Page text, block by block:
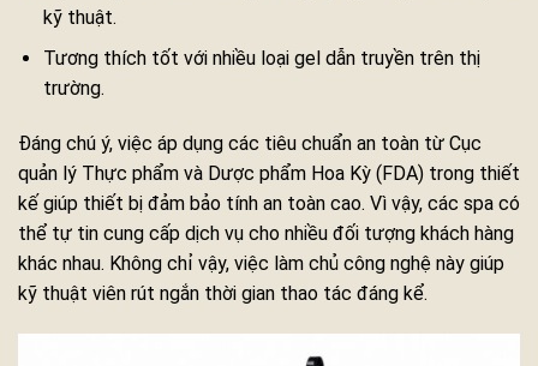
kỹ thuật.
Tương thích tốt với nhiều loại gel dẫn truyền trên thị
trường.
Đáng chú ý, việc áp dụng các tiêu chuẩn an toàn từ Cục
quản lý Thực phẩm và Dược phẩm Hoa Kỳ (FDA) trong thiết
kế giúp thiết bị đảm bảo tính an toàn cao. Vì vậy, các spa có
thể tự tin cung cấp dịch vụ cho nhiều đối tượng khách hàng
khác nhau. Không chỉ vậy, việc làm chủ công nghệ này giúp
kỹ thuật viên rút ngắn thời gian thao tác đáng kể.